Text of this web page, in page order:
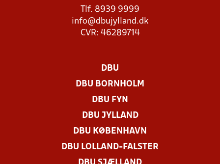
Tlf. 8939 9999
info@dbujylland.dk
CVR: 46289714
DBU
DBU BORNHOLM
DBU FYN
DBU JYLLAND
DBU KØBENHAVN
DBU LOLLAND-FALSTER